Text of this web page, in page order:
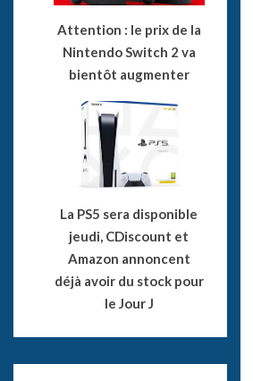
Attention : le prix de la
Nintendo Switch 2 va
bientôt augmenter
La PS5 sera disponible
jeudi, CDiscount et
Amazon annoncent
déjà avoir du stock pour
le Jour J